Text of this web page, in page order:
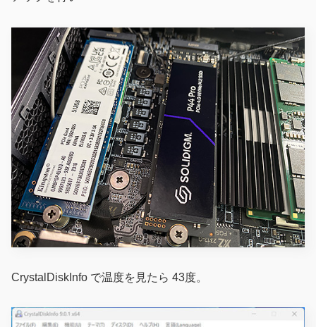
CrystalDiskInfo で温度を見たら 43度。